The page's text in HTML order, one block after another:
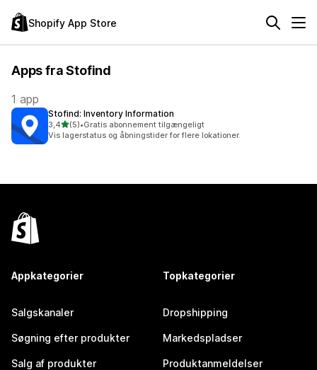
Shopify App Store
Apps fra Stofind
1 app
Stofind: Inventory Information
3,4ud af 5 stjerner
(5)
5 anmeldelser i alt
•Gratis abonnement tilgængeligt
Vis lagerstatus og åbningstider for flere lokationer.
Appkategorier
Salgskanaler
Søgning efter produkter
Salg af produkter
Topkategorier
Dropshipping
Markedspladser
Produktanmeldelser